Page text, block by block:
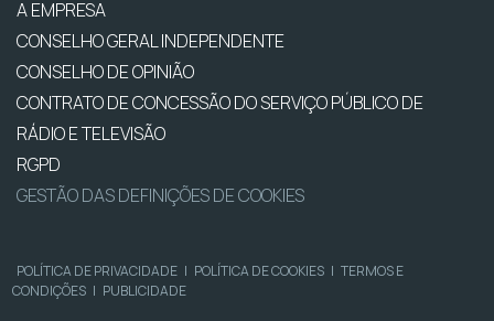
A EMPRESA
CONSELHO GERAL INDEPENDENTE
CONSELHO DE OPINIÃO
CONTRATO DE CONCESSÃO DO SERVIÇO PÚBLICO DE
RÁDIO E TELEVISÃO
RGPD
GESTÃO DAS DEFINIÇÕES DE COOKIES
POLÍTICA DE PRIVACIDADE | POLÍTICA DE COOKIES | TERMOS E
CONDIÇÕES | PUBLICIDADE